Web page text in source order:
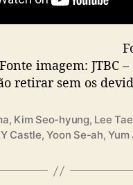
Fonte imagem: JTBC
retirar sem os
, Kim Seo-hyung, Lee
Castle,Yoon Se-ah,Yum